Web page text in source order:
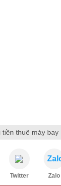
tiền thuê máy bay
Twitter Zalo